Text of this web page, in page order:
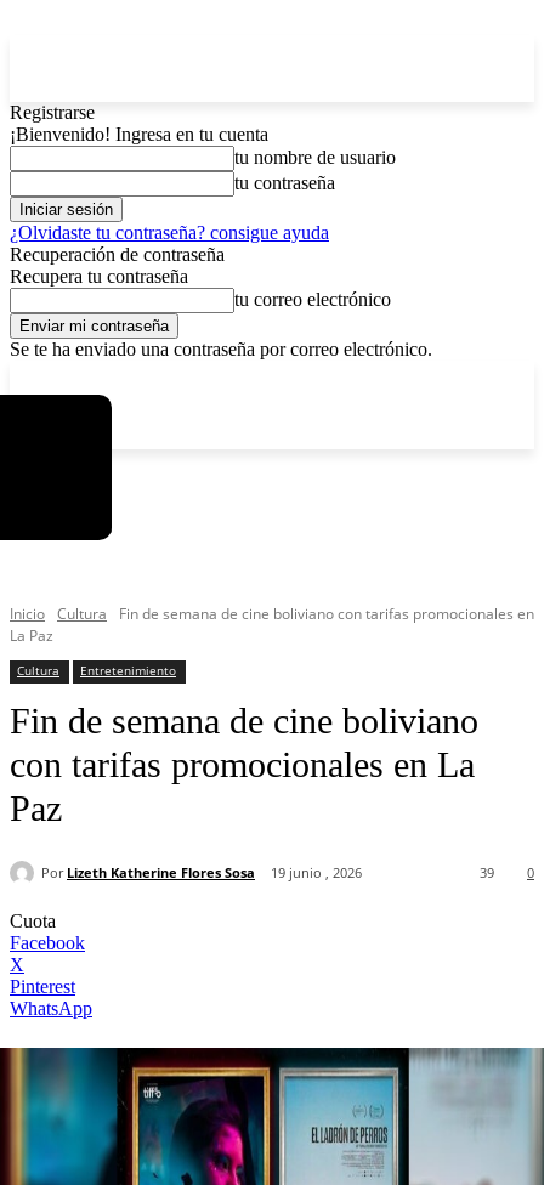
Registrarse
¡Bienvenido! Ingresa en tu cuenta
tu nombre de usuario
tu contraseña
¿Olvidaste tu contraseña? consigue ayuda
Recuperación de contraseña
Recupera tu contraseña
tu correo electrónico
Se te ha enviado una contraseña por correo electrónico.
Inicio Cultura
Fin de semana de cine boliviano con tarifas promocionales en
La Paz
Cultura Entretenimiento
Fin de semana de cine boliviano
con tarifas promocionales en La
Paz
Por Lizeth Katherine Flores Sosa 19 junio , 2026 0
39
Cuota
Facebook
X
Pinterest
WhatsApp